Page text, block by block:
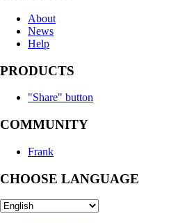
About
News
Help
PRODUCTS
"Share" button
COMMUNITY
Frank
CHOOSE LANGUAGE